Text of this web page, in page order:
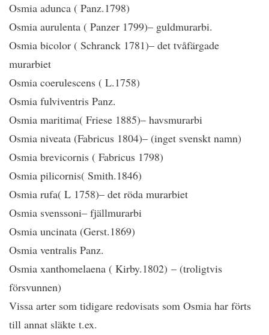
Osmia adunca ( Panz.1798)
Osmia aurulenta ( Panzer 1799)– guldmurarbi.
Osmia bicolor ( Schranck 1781)– det tvåfärgade
murarbiet
Osmia coerulescens ( L.1758)
Osmia fulviventris Panz.
Osmia maritima( Friese 1885)– havsmurarbi
Osmia niveata (Fabricus 1804)– (inget svenskt namn)
Osmia brevicornis ( Fabricus 1798)
Osmia pilicornis( Smith.1846)
Osmia rufa( L 1758)– det röda murarbiet
Osmia svenssoni– fjällmurarbi
Osmia uncinata (Gerst.1869)
Osmia ventralis Panz.
Osmia xanthomelaena ( Kirby.1802) – (troligtvis
försvunnen)
Vissa arter som tidigare redovisats som Osmia har förts
till annat släkte t.ex.